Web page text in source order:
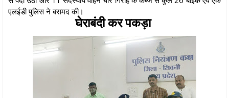
एलईडी पुलिस ने बरामद की।
घेराबंदी कर पकड़ा